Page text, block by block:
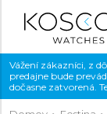
Vážení zákazníci, z
predajne bude
dočasne zatvorená.